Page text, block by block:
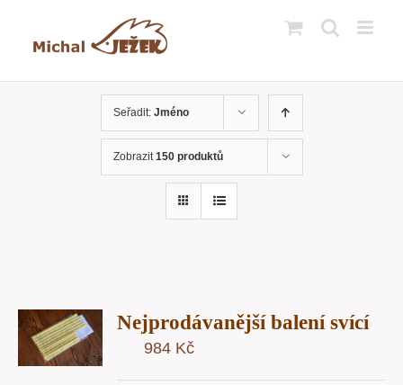
Seřadit: Jméno
Zobrazit150 produktů
Nejprodávanější balení svící
984 Kč